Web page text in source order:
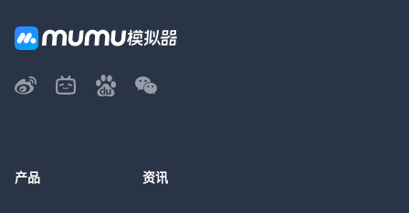
产品 资讯